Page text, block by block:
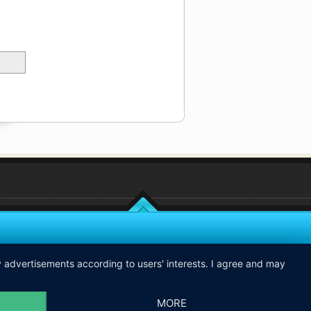
according to users' interests. I agree and may
MORE